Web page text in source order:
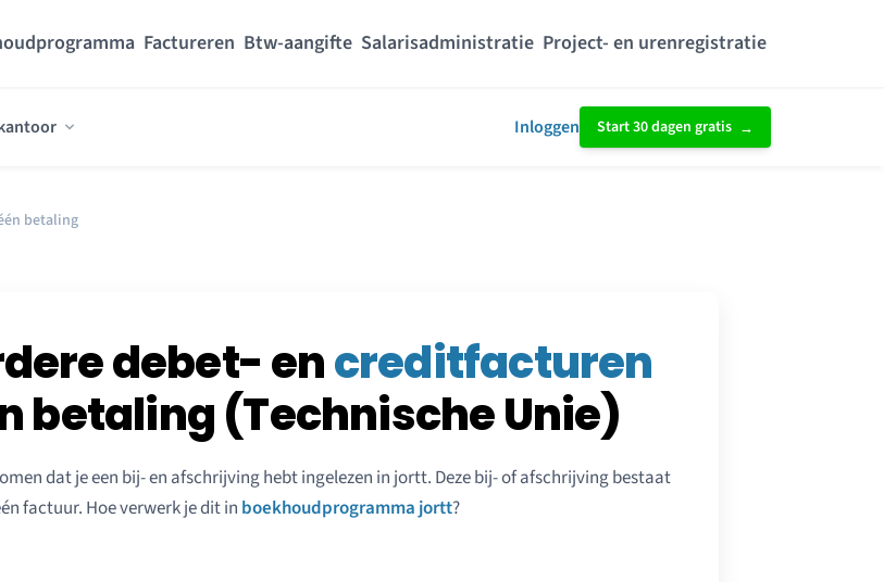
Factureren Btw-aangifte Salarisadministratie Project- en urenregistratie
Inloggen Start 30 dagen gratis
betaling
debet- encreditfacturen
betaling (Technische Unie)
dat je een bij- en afschrijving hebt ingelezen in jortt. Deze bij- of afschrijving bestaat
factuur. Hoe verwerk je dit in boekhoudprogramma jortt?